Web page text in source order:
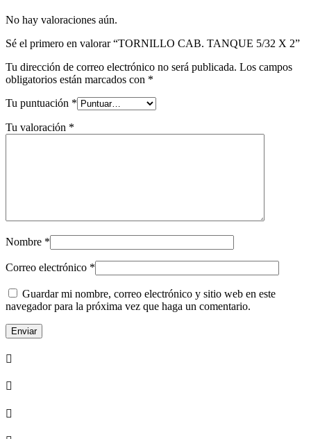
No hay valoraciones aún.
Sé el primero en valorar “TORNILLO CAB. TANQUE 5/32 X 2”
Tu dirección de correo electrónico no será publicada. Los campos
obligatorios están marcados con *
Tu puntuación *
Tu valoración *
Nombre *
Correo electrónico *
Guardar mi nombre, correo electrónico y sitio web en este
navegador para la próxima vez que haga un comentario.